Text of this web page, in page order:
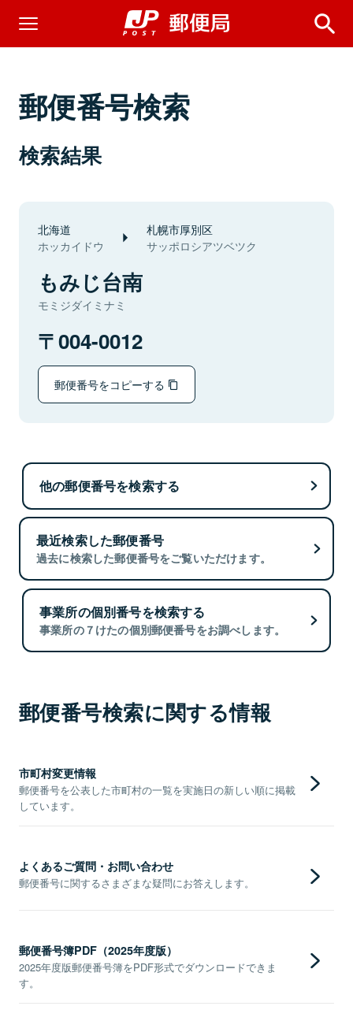
郵便番号検索
検索結果
北海道
ホッカイドウ
札幌市厚別区
サッポロシアツベツク
もみじ台南
モミジダイミナミ
004-0012
郵便番号をコピーする
他の郵便番号を検索する
最近検索した郵便番号
過去に検索した郵便番号をご覧いただけます。
事業所の個別番号を検索する
事業所の７けたの個別郵便番号をお調べします。
郵便番号検索に関する情報
市町村変更情報
郵便番号を公表した市町村の一覧を実施日の新しい順に掲載
しています。
よくあるご質問・お問い合わせ
郵便番号に関するさまざまな疑問にお答えします。
郵便番号簿PDF（2025年度版）
2025年度版郵便番号簿をPDF形式でダウンロードできま
す。